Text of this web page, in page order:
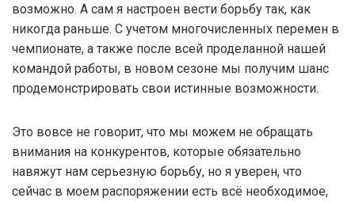
возможно. А сам я настроен вести борьбу так, как
никогда раньше. С учетом многочисленных перемен в
чемпионате, а также после всей проделанной нашей
командой работы, в новом сезоне мы получим шанс
продемонстрировать свои истинные возможности.
Это вовсе не говорит, что мы можем не обращать
внимания на конкурентов, которые обязательно
навяжут нам серьезную борьбу, но я уверен, что
сейчас в моем распоряжении есть всё необходимое,